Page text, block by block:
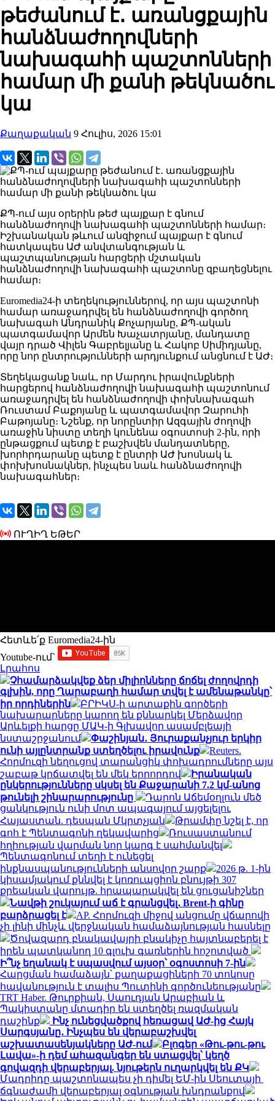
թեժանում է․ առանցքային
հանձնաժողովների
նախագահի պաշտոնների
համար մի քանի թեկնածու
կա
Քաղաքական 9 Հուլիս, 2026 15:01
ՔՊ-ում այս օրերին թեժ պայքար է գնում
հանձնաժողովի նախագահի պաշտոնների համար։
Իշխանական թևում անզիջում պայքար է գնում
հատկապես ԱԺ անվտանգության և
պաշտպանության հարցերի մշտական
հանձնաժողովի նախագահի պաշտոնը զբաղեցնելու
համար։
Euromedia24-ի տեղեկություններով, որ այս պաշտոնի
համար առաջադրվել են հանձնաժողովի գործող
նախագահ Անդրանիկ Քոչարյանը, ՔՊ-ական
պատգամավոր Արմեն Խաչատրյանը, մանդատը
վայր դրած Վիլեն Գաբրելյանը և Հակոբ Սիմիդյանը,
որը նոր ընտրությունների արդյունքում անցնում է ԱԺ։
Տեղեկացանք նաև, որ Մարդու իրավունքների
հարցերով հանձնաժողովի նախագահի պաշտոնում
առաջադրվել են հանձնաժողովի փոխնախագահ
Ռուստամ Բաքոյանը և պատգամավոր Զարուհի
Բաթոյանը։ Նշենք, որ նորընտիր Ազգային ժողովի
առաջին նիստը տեղի կունենա օգոստոսի 2-ին, որի
ընթացքում պետք է բաշխվեն մանդատները,
խորհրդարանը պետք է ընտրի ԱԺ խոսնակ և
փոխխոսնակներ, ինչպես նաև հանձնաժողովի
նախագահներ։
ՈՒՂԻՂ ԵԹԵՐ
Հետևե՛ք Euromedia24-ին
Youtube-ում`
Լրահոս
Չհամարձակվեք ձեր միլիոնները ճոճել ժողովրդի
գլխին, որը Ղարաբաղի համար տվել է ամենաթանկը՝
իր որդիներին
ԲՐԻԿՍ-ի արտաքին գործերի
նախարարները կարող են քննարկել Մերձավոր
Արևելքի հարցը ՄԱԿ-ի Գլխավոր ասամբլեայի
նստաշրջանում
Փաշինյան․ Յուրաքանչյուր երկիր
ունի այլընտրանք ստեղծելու իրավունք
Reuters.
Հորմուզի նեղուցով տարանցիկ փոխադրումները այս
շաբաթ կրճատվել են մեկ երրորդով
Իրանական
ընկերությունները սկսել են Քաջարանի 7.2 կմ-անոց
թունելի շինարարությունը
Դարոն Աճեմօղլուն մեծ
ցանկություն ունի մոտ ապագայում այցելելու
Հայաստան. դեսպան Մկրտչյան
Թրամփը նշել է, որ
գոհ է Պենտագոնի ղեկավարից
Ռուսաստանում
հղիության վարման նոր կարգ է սահմանվել
Պենտագոնում տեղի է ունեցել
ինքնասպանությունների անսովոր շարք
2026 թ. 1-ին
կիսամյակում քննվել է կոռուպցիոն բնույթի 307
քրեական վարույթ. հրապարակվել են ցուցանիշներ
Նավթի շուկայում աճ է գրանցվել․ Brent-ի գինը
բարձրացել է
AP. Հորմուզի միջով անցումը վճարովի
չի լինի մինչև վերջնական համաձայնության հասնելը
Ծովազարդ բնակավայրի բնակիչը հայտնաբերել է
իրեն պատկանող 10 գլուխ գառներին հոշոտված
Ի՞նչ եղանակ է սպասվում այսօր՝ օգոստոսի 7-ին
Հարցման համաձայն՝ քաղաքացիների 70 տոկոսը
հավանություն է տալիս Պուտինի գործունեությանը
TRT Haber. Թուրքիան, Սաուդյան Արաբիան և
Պակիստանը մտադիր են ստեղծել ռազմական
դաշինք
Ինչ ունեցվածքով հեռացավ ԱԺ-ից Հայկ
Սարգսյանը․ Ինչպես են վերաբաշխվել
աշխատասենյակները ԱԺ-ում
Բլոգեր «Թու-թու-թու
Լավա»-ի դեմ ահազանգեր են ստացվել՝ կեղծ
գովազդի վերաբերյալ. նյութերն ուղարկվել են ՔԿ
Մադրիդը պաշտոնապես չի դիմել ԵՄ-ին Սեուտայի ​​
ճգնաժամի վերաբերյալ օգնության խնդրանքով